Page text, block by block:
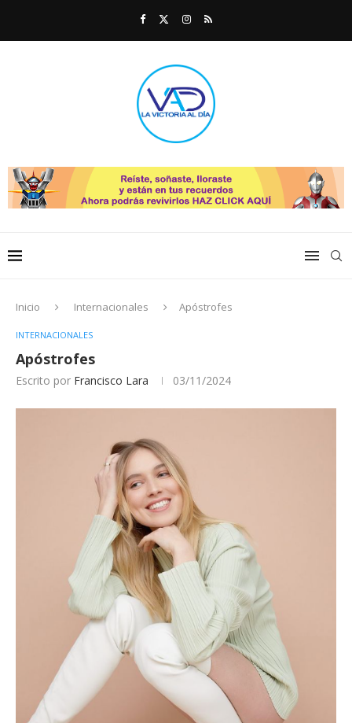
Inicio Internacionales Apóstrofes
INTERNACIONALES
Apóstrofes
Escrito por Francisco Lara 03/11/2024